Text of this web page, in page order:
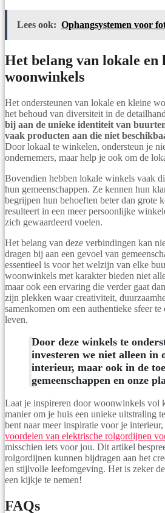
Lees ook: Ophangsystemen voor
Het belang van lokale en
woonwinkels
Het ondersteunen van lokale en kleine
het behoud van diversiteit in de
bij aan de unieke identiteit van
vaak producten aan die niet
Door lokaal te winkelen, ondersteun je
ondernemers, maar help je ook om de
Bovendien hebben lokale winkels vaak
hun gemeenschappen. Ze kennen hun
begrijpen hun behoeften beter dan grote
resulteert in een meer persoonlijke
zich gewaardeerd voelen.
Het belang van deze verbindingen kan
dragen bij aan een gevoel van
essentieel is voor het welzijn van elke
woonwinkels met karakter bieden niet
maar ook een ervaring die verder gaat
zijn plekken waar creativiteit,
samenkomen om een authentieke sfeer
leven.
Door deze winkels te ondersteunen,
investeren we niet alleen in
interieur, maar ook in de
gemeenschappen en onze
Laat je inspireren door woonwinkels vol
manier om je huis een unieke uitstraling
bent naar meer inspiratie voor je
voordelen van elektrische rolgordijnen
misschien iets voor jou. Dit artikel
rolgordijnen kunnen bijdragen aan het
en stijlvolle leefomgeving. Het is zeker
een kijkje te nemen!
FAQs